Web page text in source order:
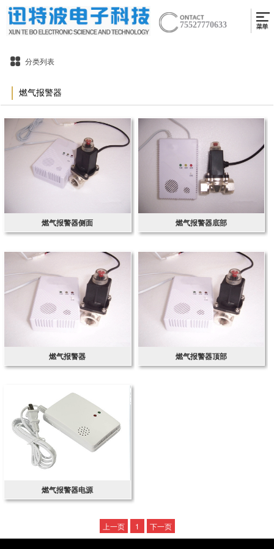
75527770633
分类列表
燃气报警器
燃气报警器侧面 燃气报警器底部
燃气报警器 燃气报警器顶部
燃气报警器电源
上一页 1 下一页